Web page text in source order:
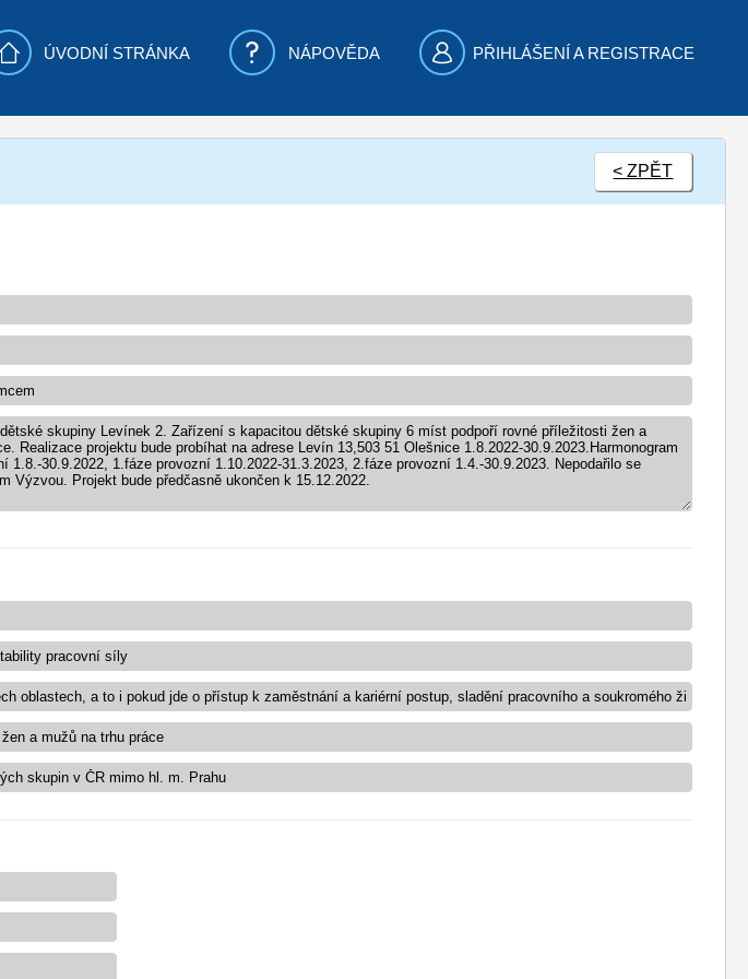
ÚVODNÍ STRÁNKA NÁPOVĚDA PŘIHLÁŠENÍ A REGISTRACE
< ZPĚT